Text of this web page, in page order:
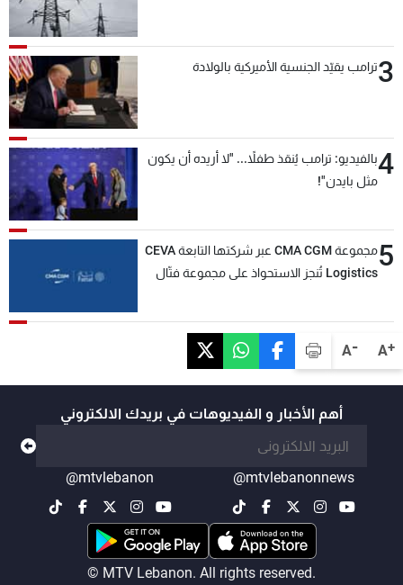
A+
A-
3ترامب يقيّد الجنسية الأميركية بالولادة
4بالفيديو: ترامب يُنقذ طفلاً... "لا أريده أن يكون
مثل بايدن"!
5
مجموعة CMA CGM عبر شركتها التابعة CEVA
Logistics تُنجز الاستحواذ على مجموعة فتّال
أهم الأخبار و الفيديوهات في بريدك الالكتروني
@mtvlebanonnews
@mtvlebanon
© MTV Lebanon. All rights reserved.